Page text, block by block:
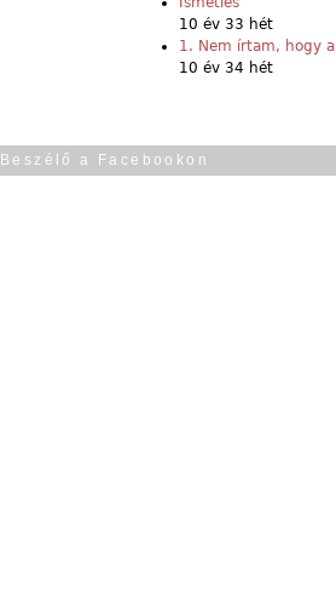
10 év 33 hét
1. Nem írtam, hogy a
10 év 34 hét
Beszélő a Facebookon